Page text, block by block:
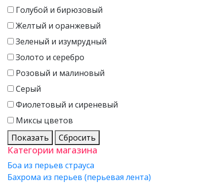
Голубой и бирюзовый
Желтый и оранжевый
Зеленый и изумрудный
Золото и серебро
Розовый и малиновый
Серый
Фиолетовый и сиреневый
Миксы цветов
Показать
Сбросить
Категории магазина
Боа из перьев страуса
Бахрома из перьев (перьевая лента)